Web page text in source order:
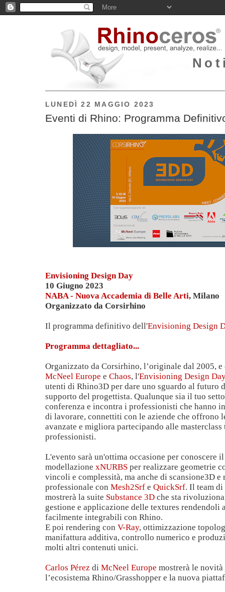
LUNEDÌ 22 MAGGIO 2023
Eventi di Rhino: Programma
Envisioning Design Day
10 Giugno 2023
NABA - Nuova Accademia di Belle Arti, Milano
Organizzato da Corsirhino
Il programma definitivo dell'Envisioning Design
Programma dettagliato...
Organizzato da Corsirhino, l’originale dal 2005,
McNeel Europe e Chaos, l'Envisioning Design
utenti di Rhino3D per dare uno sguardo al futuro
supporto del progettista. Qualunque sia il tuo
conferenza e incontra i professionisti che hanno
di lavorare, connettiti con le aziende che offrono
avanzate e migliora partecipando alle masterclass
professionisti.
L'evento sarà un'ottima occasione per conoscere
modellazione xNURBS per realizzare geometrie
vincoli e complessità, ma anche di scansione3D
professionale con Mesh2Srf e QuickSrf. Il team
mostrerà la suite Substance 3D che sta
gestione e applicazione delle textures rendendoli
facilmente integrabili con Rhino.
E poi rendering con V-Ray, ottimizzazione
manifattura additiva, controllo numerico e
molti altri contenuti unici.
Carlos Pérez di McNeel Europe mostrerà le
l’ecosistema Rhino/Grasshopper e la nuova